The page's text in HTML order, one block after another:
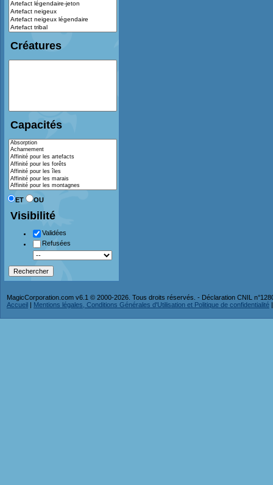
Créatures
Capacités
ET OU
Visibilité
Validées
Refusées
MagicCorporation.com v6.1 © 2000-2026. Tous droits réservés. - Déclaration CNIL
Accueil | Mentions légales, Conditions Générales d'Utilisation et Politique de confidentialité